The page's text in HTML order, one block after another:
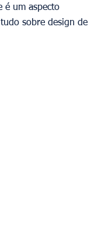
é um aspecto
sobre design de